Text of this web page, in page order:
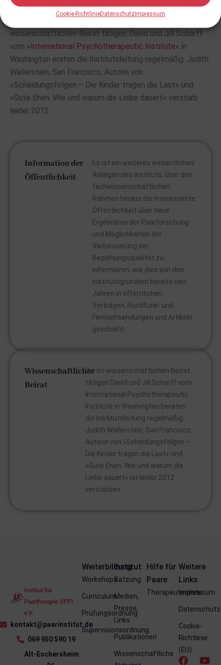
Cookie-RichtlinieDatenschutz Impressum
Ausbildungswochenenden pro Jahr erfolgreich angelaufen
wissenschaftlichen Beirat tätigen David und Jill Scharff
vom » International Psychotherapeutic Institute« in
Washington eraten die Institutsleitung regelmäßig. Judith
Wallerstein, San Francisco, Autorin von
»Scheidungsfolgen – Die Kinder tragen die Last« und
»Gute Ehen. Wie und warum die Liebe dauert« verstarb
leider 2012.
Information der
Öffentlichkeit
Es ist ein weiteres wesentliches
Anliegen des Instituts, über den
fachwissenschaftlichen
Rahmen hinaus die interessierte
Öffentlichkeit über neue
Ergebnisse der Paarforschung
und Möglichkeiten der
Verbesserung der
Beziehungsqualität zu
informieren, wie dies von den
Institutsgründern bereits seit
Jahren in öffentlichen
Vorträgen, Rundfunk- und
Fernsehsendungen und Artikeln
geschieht.
Wissenschaftlicher
Beirat
Die im wissenschaftlichen Beirat
tätigen David und Jill Scharff vom
International Psychotherapeutic
Institute in Washington beraten
die Institutsleitung regelmäßig.
Judith Wallerstein, San Francisco,
Autorin von »Scheidungsfolgen –
Die Kinder tragen die Last« und
»Gute Ehen. Wie und warum die
Liebe dauert« ist leider 2012
verstorben.
Institut für
Paartherapie (IFP)
e.V.
kontakt@paarinstitut.de
069 950 590 19
Alt-Eschersheim
Weiterbildung
Workshops
Curriculum
Prüfungsordnung
Supervisionsordnung
Institut
Satzung
Medien,
Presse,
Links
Publikationen
Wissenschaftliche
Hilfe für
Paare
Therapeutenliste
Weitere
Links
Impressum
Datenschutz
Cookie-
Richtlinie
(EU)